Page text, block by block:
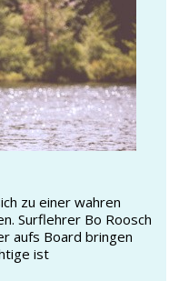
zu einer wahren
Surflehrer Bo Roosch
aufs Board bringen
ist